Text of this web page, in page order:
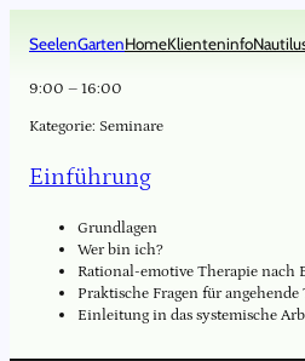
Inhalt
SeelenGartenHomeKlienteninfo
9:00 –16:00
Kategorie: Seminare
Einführung
Grundlagen
Wer bin ich?
Rational-emotive Therapie nach
Praktische Fragen für angehende
Einleitung in das systemische